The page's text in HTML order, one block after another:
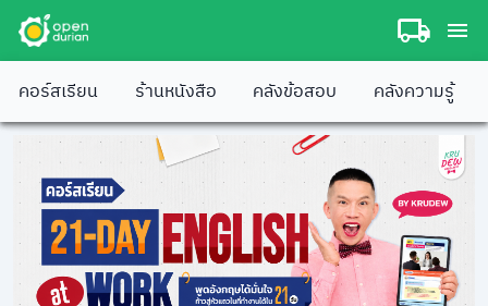
คอร์สเรียน ร้านหนังสือ คลังข้อสอบ คลังความรู้